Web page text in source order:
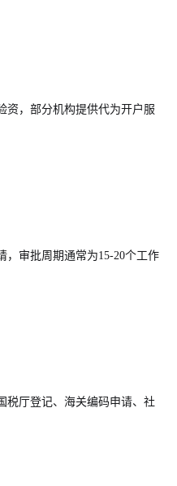
资，部分机构提供代为开户服
，审批周期通常为15-20个工作
税厅登记、海关编码申请、社